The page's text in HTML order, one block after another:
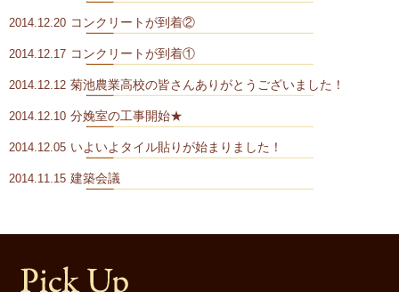
2014.12.20 コンクリートが到着②
2014.12.17 コンクリートが到着①
2014.12.12 菊池農業高校の皆さんありがとうございました！
2014.12.10 分娩室の工事開始★
2014.12.05 いよいよタイル貼りが始まりました！
2014.11.15 建築会議